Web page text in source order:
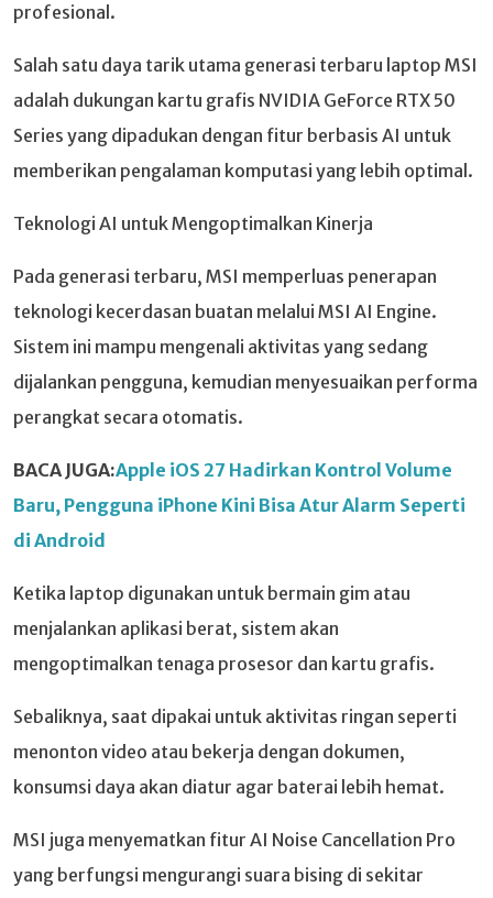
profesional.
Salah satu daya tarik utama generasi terbaru laptop MSI
adalah dukungan kartu grafis NVIDIA GeForce RTX 50
Series yang dipadukan dengan fitur berbasis AI untuk
memberikan pengalaman komputasi yang lebih optimal.
Teknologi AI untuk Mengoptimalkan Kinerja
Pada generasi terbaru, MSI memperluas penerapan
teknologi kecerdasan buatan melalui MSI AI Engine.
Sistem ini mampu mengenali aktivitas yang sedang
dijalankan pengguna, kemudian menyesuaikan performa
perangkat secara otomatis.
BACA JUGA:Apple iOS 27 Hadirkan Kontrol Volume
Baru, Pengguna iPhone Kini Bisa Atur Alarm Seperti
di Android
Ketika laptop digunakan untuk bermain gim atau
menjalankan aplikasi berat, sistem akan
mengoptimalkan tenaga prosesor dan kartu grafis.
Sebaliknya, saat dipakai untuk aktivitas ringan seperti
menonton video atau bekerja dengan dokumen,
konsumsi daya akan diatur agar baterai lebih hemat.
MSI juga menyematkan fitur AI Noise Cancellation Pro
yang berfungsi mengurangi suara bising di sekitar